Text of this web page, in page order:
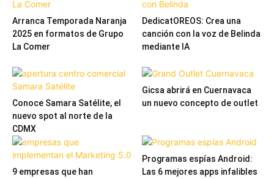
Arranca Temporada Naranja
2025 en formatos de Grupo
La Comer
DedicatOREOS: Crea una
canción con la voz de Belinda
mediante IA
Conoce Samara Satélite, el
nuevo spot al norte de la
CDMX
Gicsa abrirá en Cuernavaca
un nuevo concepto de outlet
9 empresas que han
Programas espías Android:
Las 6 mejores apps infalibles